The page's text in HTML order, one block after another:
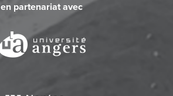
en partenariat avec